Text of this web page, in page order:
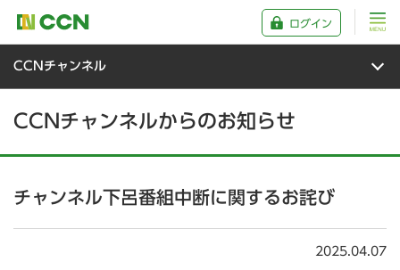
ログイン
CCNチャンネル
CCNチャンネルからのお知らせ
チャンネル下呂番組中断に関するお詫び
2025.04.07